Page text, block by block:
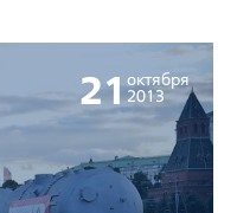
21октября
2013